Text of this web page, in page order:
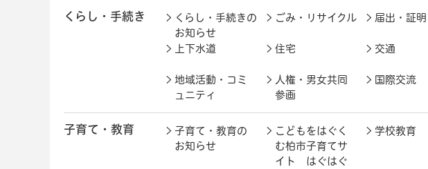
くらし・手続き
くらし・手続きの
お知らせ
ごみ・リサイクル 届出・証明
上下水道 住宅 交通
地域活動・コミ
ュニティ
人権・男女共同
参画
国際交流
子育て・教育
子育て・教育の
お知らせ
こどもをはぐく
む柏市子育てサ
イト はぐはぐ
学校教育